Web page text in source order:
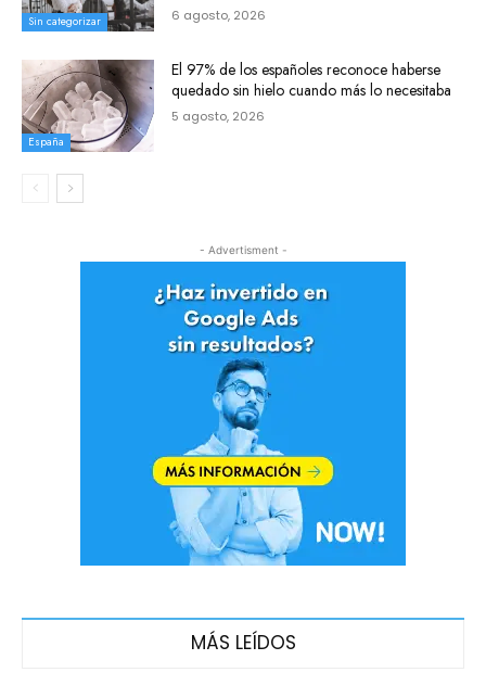
Sin categorizar 6 agosto, 2026
España
El 97% de los españoles reconoce haberse
quedado sin hielo cuando más lo necesitaba
5 agosto, 2026
- Advertisment -
MÁS LEÍDOS